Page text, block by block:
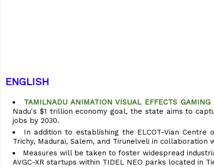
ENGLISH
TAMILNADU ANIMATION VISUAL EFFECTS
Nadu's $1 trillion economy goal, the state aims to
jobs by 2030.
In addition to establishing the ELCOT-Vian
Trichy, Madurai, Salem, and Tirunelveli in collaboration
Measures will be taken to foster widespread
AVGC-XR startups within TIDEL NEO parks located in